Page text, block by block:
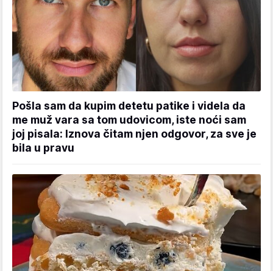
Pošla sam da kupim detetu patike i videla da
me muž vara sa tom udovicom, iste noći sam
joj pisala: Iznova čitam njen odgovor, za sve je
bila u pravu